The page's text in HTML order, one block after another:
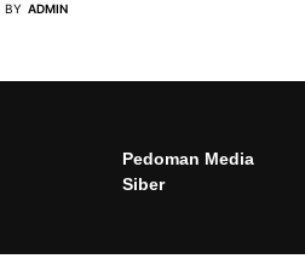
BY ADMIN
Pedoman Media
Siber